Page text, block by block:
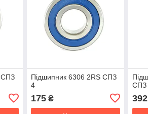
СПЗ
Підшипник 6306 2RS СПЗ
4
175₴
СПЗ
392